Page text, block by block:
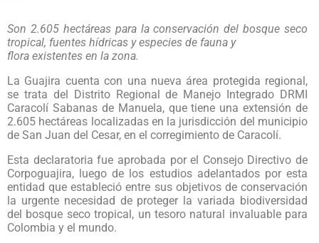
Son 2.605 hectáreas para la conservación del bosque seco
tropical, fuentes hídricas y especies de fauna y
flora existentes en la zona.
La Guajira cuenta con una nueva área protegida regional,
se trata del Distrito Regional de Manejo Integrado DRMI
Caracolí Sabanas de Manuela, que tiene una extensión de
2.605 hectáreas localizadas en la jurisdicción del municipio
de San Juan del Cesar, en el corregimiento de Caracolí.
Esta declaratoria fue aprobada por el Consejo Directivo de
Corpoguajira, luego de los estudios adelantados por esta
entidad que estableció entre sus objetivos de conservación
la urgente necesidad de proteger la variada biodiversidad
del bosque seco tropical, un tesoro natural invaluable para
Colombia y el mundo.